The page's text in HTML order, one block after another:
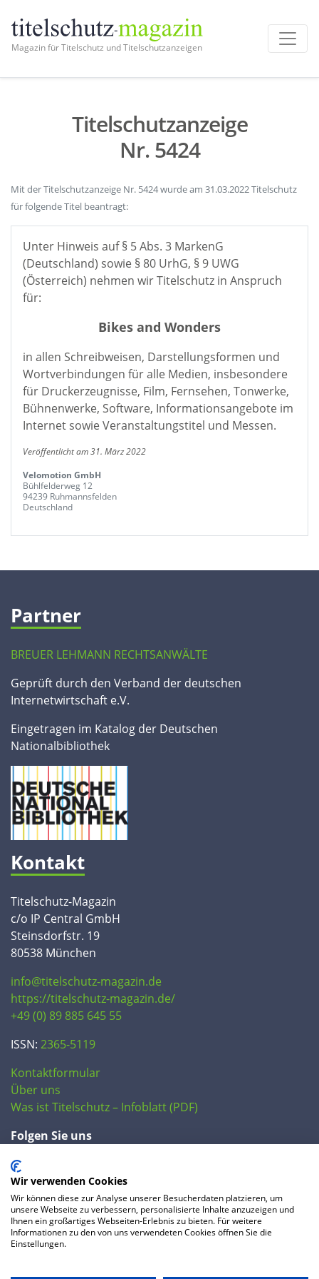
Magazin für Titelschutz und Titelschutzanzeigen
Titelschutzanzeige
Nr. 5424
Mit der Titelschutzanzeige Nr. 5424 wurde am 31.03.2022 Titelschutz
für folgende Titel beantragt:
Unter Hinweis auf § 5 Abs. 3 MarkenG
(Deutschland) sowie § 80 UrhG, § 9 UWG
(Österreich) nehmen wir Titelschutz in Anspruch
für:
Bikes and Wonders
in allen Schreibweisen, Darstellungsformen und
Wortverbindungen für alle Medien, insbesondere
für Druckerzeugnisse, Film, Fernsehen, Tonwerke,
Bühnenwerke, Software, Informationsangebote im
Internet sowie Veranstaltungstitel und Messen.
Veröffentlicht am 31. März 2022
Velomotion GmbH
Bühlfelderweg 12
94239 Ruhmannsfelden
Deutschland
Partner
BREUER LEHMANN RECHTSANWÄLTE
Geprüft durch den Verband der deutschen
Internetwirtschaft e.V.
Eingetragen im Katalog der Deutschen
Nationalbibliothek
Kontakt
Titelschutz-Magazin
c/o IP Central GmbH
Steinsdorfstr. 19
80538 München
info@titelschutz-magazin.de
https://titelschutz-magazin.de/
+49 (0) 89 885 645 55
ISSN: 2365-5119
Kontaktformular
Über uns
Was ist Titelschutz – Infoblatt (PDF)
Folgen Sie uns
Wir verwenden Cookies
Wir können diese zur Analyse unserer Besucherdaten platzieren, um
unsere Webseite zu verbessern, personalisierte Inhalte anzuzeigen und
Ihnen ein großartiges Webseiten-Erlebnis zu bieten. Für weitere
Informationen zu den von uns verwendeten Cookies öffnen Sie die
Einstellungen.